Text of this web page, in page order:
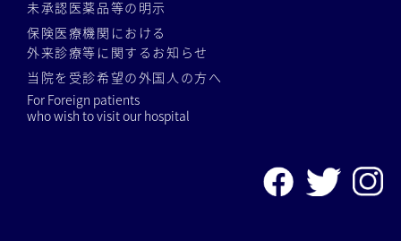
未承認医薬品等の明示
保険医療機関における
外来診療等に関するお知らせ
当院を受診希望の外国人の方へ
For Foreign patients
who wish to visit our hospital